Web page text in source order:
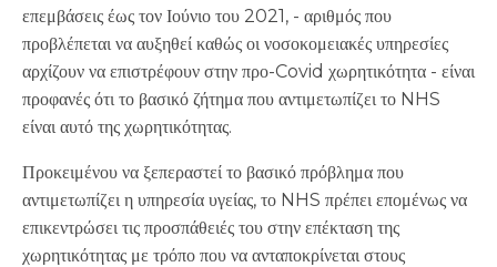
επεμβάσεις έως τον Ιούνιο του 2021, - αριθμός που
προβλέπεται να αυξηθεί καθώς οι νοσοκομειακές υπηρεσίες
αρχίζουν να επιστρέφουν στην προ-Covid χωρητικότητα - είναι
προφανές ότι το βασικό ζήτημα που αντιμετωπίζει το NHS
είναι αυτό της χωρητικότητας.
Προκειμένου να ξεπεραστεί το βασικό πρόβλημα που
αντιμετωπίζει η υπηρεσία υγείας, το NHS πρέπει επομένως να
επικεντρώσει τις προσπάθειές του στην επέκταση της
χωρητικότητας με τρόπο που να ανταποκρίνεται στους